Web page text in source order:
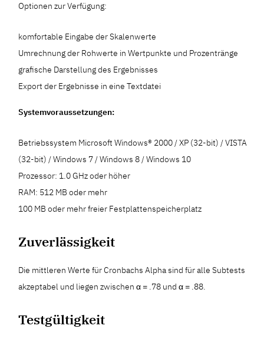
Optionen zur Verfügung:
komfortable Eingabe der Skalenwerte
Umrechnung der Rohwerte in Wertpunkte und Prozentränge
grafische Darstellung des Ergebnisses
Export der Ergebnisse in eine Textdatei
Systemvoraussetzungen:
Betriebssystem Microsoft Windows® 2000 / XP (32-bit) / VISTA
(32-bit) / Windows 7 / Windows 8 / Windows 10
Prozessor: 1.0 GHz oder höher
RAM: 512 MB oder mehr
100 MB oder mehr freier Festplattenspeicherplatz
Zuverlässigkeit
Die mittleren Werte für Cronbachs Alpha sind für alle Subtests
akzeptabel und liegen zwischen α = .78 und α = .88.
Testgültigkeit